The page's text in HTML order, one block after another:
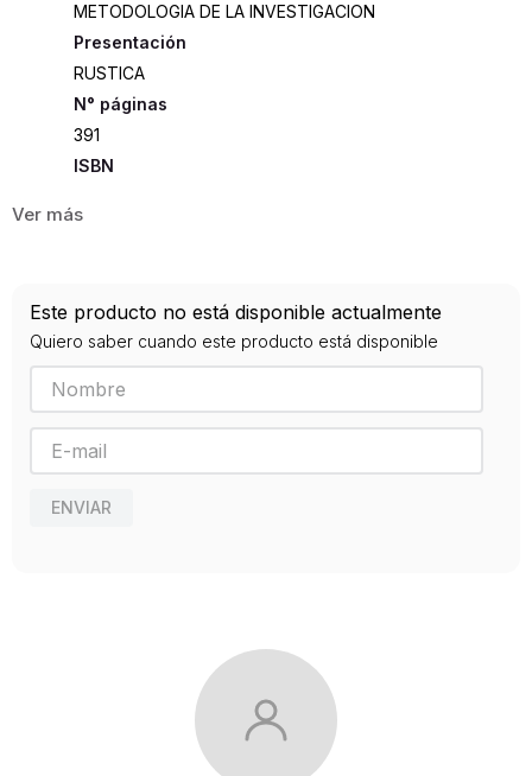
METODOLOGIA DE LA INVESTIGACION
Presentación
RUSTICA
391
ISBN
Editorial
2013
Este producto no está disponible actualmente
Quiero saber cuando este producto está disponible
ENVIAR